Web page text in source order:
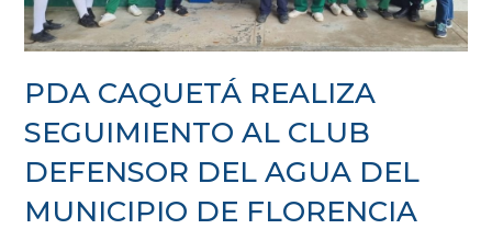
PDA CAQUETÁ REALIZA
SEGUIMIENTO AL CLUB
DEFENSOR DEL AGUA DEL
MUNICIPIO DE FLORENCIA